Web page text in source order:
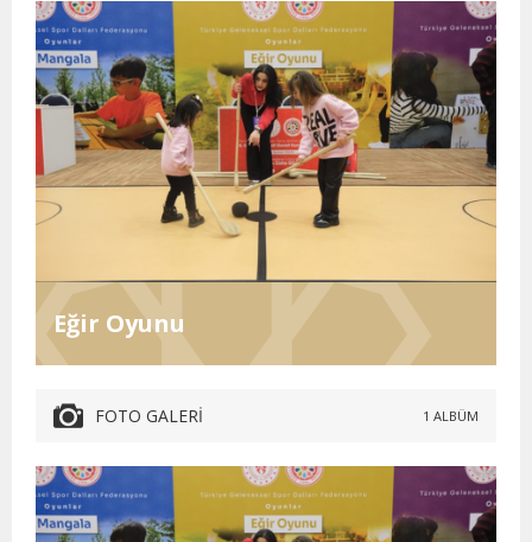
Eğir Oyunu
FOTO GALERİ 1 ALBÜM